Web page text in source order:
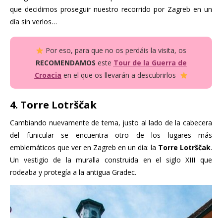
que decidimos proseguir nuestro recorrido por Zagreb en un
día sin verlos…
Por eso, para que no os perdáis la visita, os
RECOMENDAMOS este Tour de la Guerra de
Croacia en el que os llevarán a descubrirlos
4. Torre Lotrščak
Cambiando nuevamente de tema, justo al lado de la cabecera
del funicular se encuentra otro de los lugares más
emblemáticos que ver en Zagreb en un día: la Torre Lotrščak.
Un vestigio de la muralla construida en el siglo XIII que
rodeaba y protegía a la antigua Gradec.